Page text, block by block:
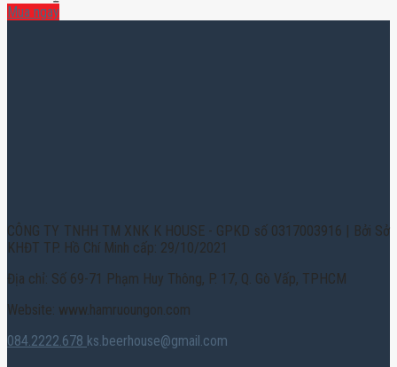
Mua ngay
CÔNG TY TNHH TM XNK K HOUSE - GPKD số 0317003916 | Bởi Sở
KHĐT TP. Hồ Chí Minh cấp: 29/10/2021
Địa chỉ: Số 69-71 Phạm Huy Thông, P. 17, Q. Gò Vấp, TPHCM
Website: www.hamruoungon.com
084.2222.678 ks.beerhouse@gmail.com